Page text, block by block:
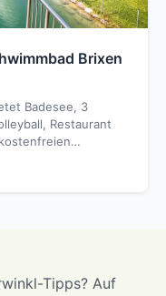
Brixen
Badesee, 3
Restaurant
Tipps? Auf